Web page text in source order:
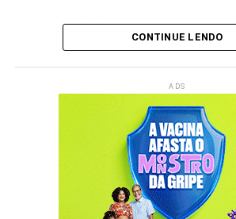
Na publicação, o jogador destacou que
evidência costumam ser mais
alcançados, enquanto muitos
em aspectos negativos, ressaltando
críticas construtivas e ataques pessoais.
Neymar publicou uma
relaxando dentro de um jatinho
acompanhada da frase “Objetivo
CONTINUE LENDO
ADS